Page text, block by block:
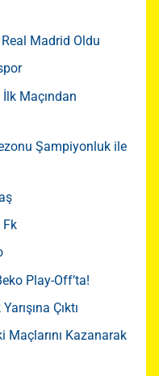
Madrid Oldu
Maçından
Şampiyonluk ile
Fk
Play-Off’ta!
Çıktı
Maçlarını Kazanarak